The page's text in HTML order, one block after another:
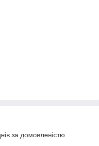
за домовленістю